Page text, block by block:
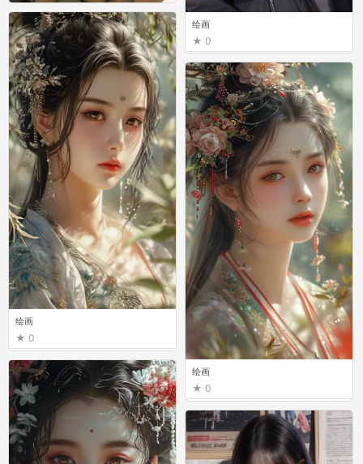
绘画
0
绘画
0
绘画
0
绘画
0